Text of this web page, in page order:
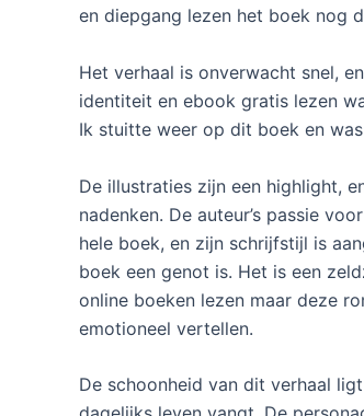
en diepgang lezen het boek nog
Het verhaal is onverwacht snel,
identiteit en ebook gratis lezen
Ik stuitte weer op dit boek en
De illustraties zijn een highlight,
nadenken. De auteur’s passie
hele boek, en zijn schrijfstijl is
boek een genot is. Het is een
online boeken lezen maar deze
emotioneel vertellen.
De schoonheid van dit verhaal